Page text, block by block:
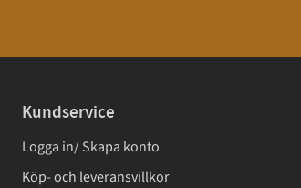
Kundservice
Logga in/ Skapa konto
Köp- och leveransvillkor